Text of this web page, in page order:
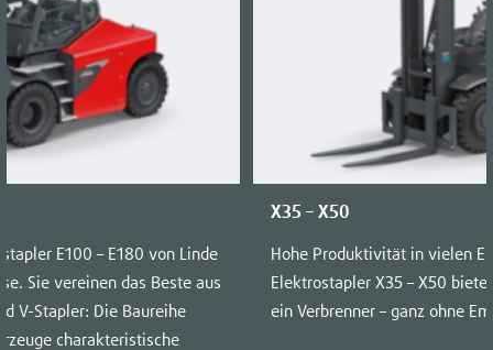
E100 – E180 von Linde
Sie vereinen das Beste aus
V-Stapler: Die Baureihe
charakteristische
X35 – X50
Hohe Produktivität in vielen
Elektrostapler X35 – X50
ein Verbrenner – ganz ohne